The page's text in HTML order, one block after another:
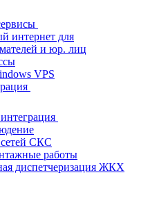
интернет для
и юр. лиц
VPS
СКС
работы
диспетчеризация ЖКХ